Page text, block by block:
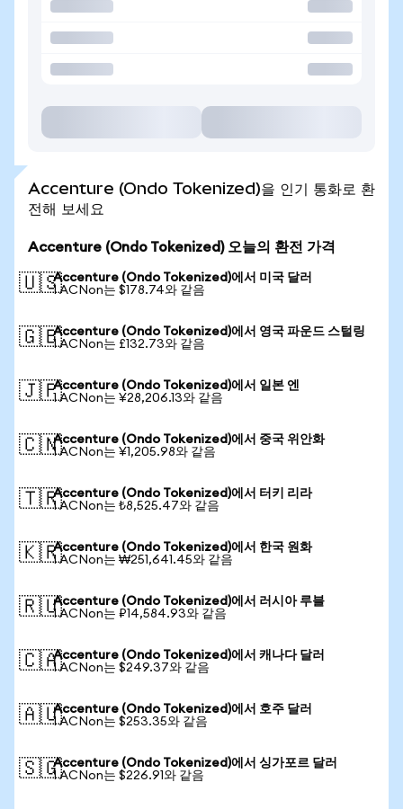
Accenture (Ondo Tokenized)을 인기 통화로 환
전해 보세요
Accenture (Ondo Tokenized) 오늘의 환전 가격
🇺🇸Accenture (Ondo Tokenized)에서 미국 달러
1 ACNon는 $178.74와 같음
🇬🇧Accenture (Ondo Tokenized)에서 영국 파운드 스털링
1 ACNon는 £132.73와 같음
🇯🇵Accenture (Ondo Tokenized)에서 일본 엔
1 ACNon는 ¥28,206.13와 같음
🇨🇳Accenture (Ondo Tokenized)에서 중국 위안화
1 ACNon는 ¥1,205.98와 같음
🇹🇷Accenture (Ondo Tokenized)에서 터키 리라
1 ACNon는 ₺8,525.47와 같음
🇰🇷Accenture (Ondo Tokenized)에서 한국 원화
1 ACNon는 ₩251,641.45와 같음
🇷🇺Accenture (Ondo Tokenized)에서 러시아 루블
1 ACNon는 ₽14,584.93와 같음
🇨🇦Accenture (Ondo Tokenized)에서 캐나다 달러
1 ACNon는 $249.37와 같음
🇦🇺Accenture (Ondo Tokenized)에서 호주 달러
1 ACNon는 $253.35와 같음
🇸🇬Accenture (Ondo Tokenized)에서 싱가포르 달러
1 ACNon는 $226.91와 같음